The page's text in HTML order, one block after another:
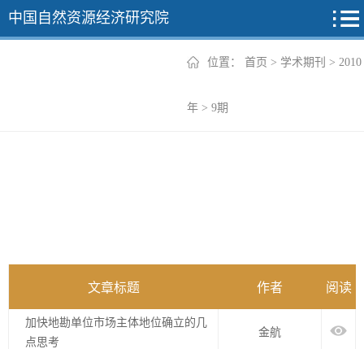
中国自然资源经济研究院
+
位置： 首页 > 学术期刊 > 2010
年 > 9期
文章标题 作者 阅读
加快地勘单位市场主体地位确立的几
点思考
金航